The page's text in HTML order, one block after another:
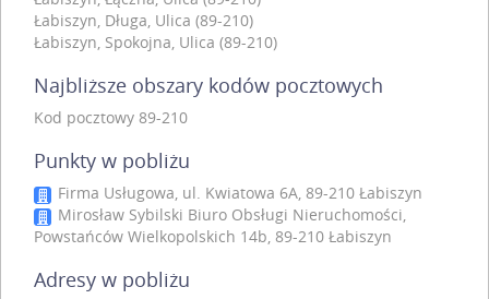
Łabiszyn, Długa, Ulica (89-210)
Łabiszyn, Spokojna, Ulica (89-210)
Najbliższe obszary kodów pocztowych
Kod pocztowy 89-210
Punkty w pobliżu
Firma Usługowa, ul. Kwiatowa 6A, 89-210 Łabiszyn
Mirosław Sybilski Biuro Obsługi Nieruchomości,
Powstańców Wielkopolskich 14b, 89-210 Łabiszyn
Adresy w pobliżu